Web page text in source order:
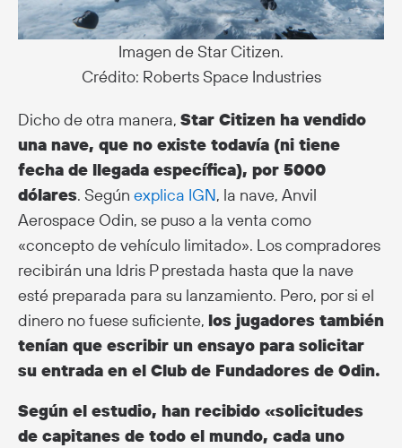
Imagen de Star Citizen.
Crédito: Roberts Space Industries
Dicho de otra manera, Star Citizen ha vendido
una nave, que no existe todavía (ni tiene
fecha de llegada específica), por 5000
dólares. Según explica IGN, la nave, Anvil
Aerospace Odin, se puso a la venta como
«concepto de vehículo limitado». Los compradores
recibirán una Idris P prestada hasta que la nave
esté preparada para su lanzamiento. Pero, por si el
dinero no fuese suficiente, los jugadores también
tenían que escribir un ensayo para solicitar
su entrada en el Club de Fundadores de Odin.
Según el estudio, han recibido «solicitudes
de capitanes de todo el mundo, cada uno